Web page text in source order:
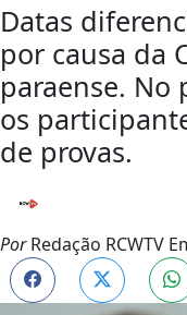
Datas
por causa da
paraense. No
os
de provas.
PorRedação RCWTV